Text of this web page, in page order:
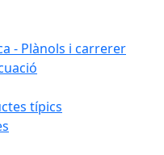
- Plànols i carrerer
típics